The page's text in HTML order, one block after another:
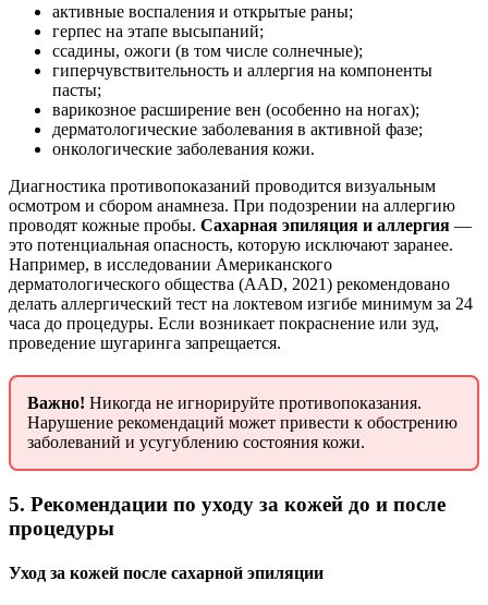
активные воспаления и открытые раны;
герпес на этапе высыпаний;
ссадины, ожоги (в том числе солнечные);
гиперчувствительность и аллергия на компоненты
пасты;
варикозное расширение вен (особенно на ногах);
дерматологические заболевания в активной фазе;
онкологические заболевания кожи.
Диагностика противопоказаний проводится визуальным
осмотром и сбором анамнеза. При подозрении на аллергию
проводят кожные пробы. Сахарная эпиляция и аллергия —
это потенциальная опасность, которую исключают заранее.
Например, в исследовании Американского
дерматологического общества (AAD, 2021) рекомендовано
делать аллергический тест на локтевом изгибе минимум за 24
часа до процедуры. Если возникает покраснение или зуд,
проведение шугаринга запрещается.
Важно! Никогда не игнорируйте противопоказания.
Нарушение рекомендаций может привести к обострению
заболеваний и усугублению состояния кожи.
5. Рекомендации по уходу за кожей до и после
процедуры
Уход за кожей после сахарной эпиляции